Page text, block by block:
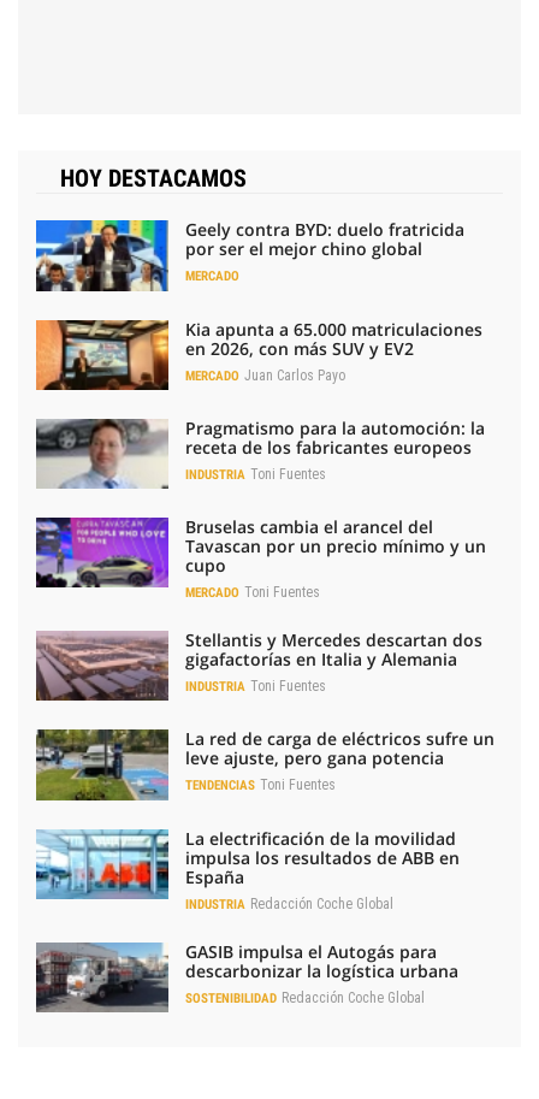
HOY DESTACAMOS
Geely contra BYD: duelo fratricida
por ser el mejor chino global
MERCADO
Kia apunta a 65.000 matriculaciones
en 2026, con más SUV y EV2
MERCADO Juan Carlos Payo
Pragmatismo para la automoción: la
receta de los fabricantes europeos
INDUSTRIA Toni Fuentes
Bruselas cambia el arancel del
Tavascan por un precio mínimo y un
cupo
MERCADO Toni Fuentes
Stellantis y Mercedes descartan dos
gigafactorías en Italia y Alemania
INDUSTRIA Toni Fuentes
La red de carga de eléctricos sufre un
leve ajuste, pero gana potencia
TENDENCIAS Toni Fuentes
La electrificación de la movilidad
impulsa los resultados de ABB en
España
INDUSTRIA Redacción Coche Global
GASIB impulsa el Autogás para
descarbonizar la logística urbana
SOSTENIBILIDAD Redacción Coche Global